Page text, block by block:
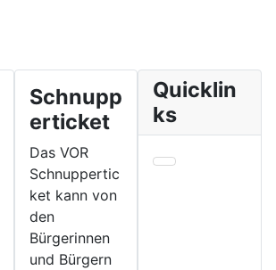
Schnupp
erticket
Das VOR
Schnuppertic
ket kann von
den
Bürgerinnen
und Bürgern
Quicklin
ks